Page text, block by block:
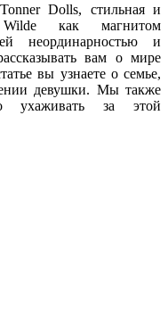
Dolls, стильная и
Wilde как магнитом
неординарностью и
вам о мире
вы узнаете о семье,
девушки. Мы также
ухаживать за этой